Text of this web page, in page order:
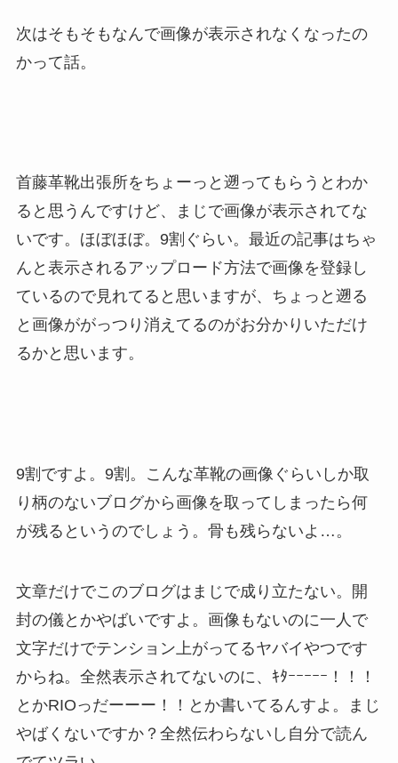
次はそもそもなんで画像が表示されなくなったの
かって話。
首藤革靴出張所をちょーっと遡ってもらうとわか
ると思うんですけど、まじで画像が表示されてな
いです。ほぼほぼ。9割ぐらい。最近の記事はちゃ
んと表示されるアップロード方法で画像を登録し
ているので見れてると思いますが、ちょっと遡る
と画像ががっつり消えてるのがお分かりいただけ
るかと思います。
9割ですよ。9割。こんな革靴の画像ぐらいしか取
り柄のないブログから画像を取ってしまったら何
が残るというのでしょう。骨も残らないよ…。
文章だけでこのブログはまじで成り立たない。開
封の儀とかやばいですよ。画像もないのに一人で
文字だけでテンション上がってるヤバイやつです
からね。全然表示されてないのに、ｷﾀｰｰｰｰｰ！！！
とかRIOっだーーー！！とか書いてるんすよ。まじ
やばくないですか？全然伝わらないし自分で読ん